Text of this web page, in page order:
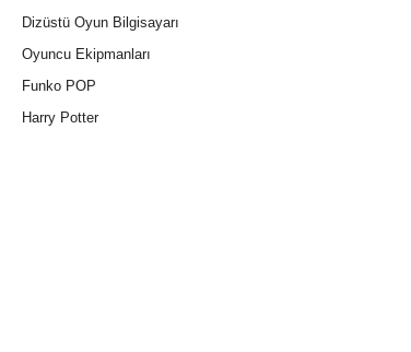
Dizüstü Oyun Bilgisayarı
Oyuncu Ekipmanları
Funko POP
Harry Potter